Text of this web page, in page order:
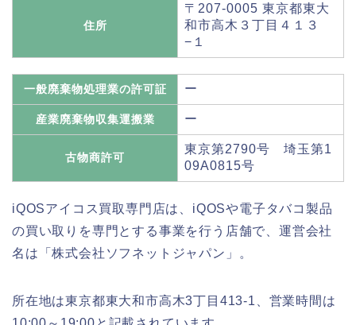
住所
〒207-0005 東京都東大
和市高木３丁目４１３
−１
一般廃棄物処理業の許可証 ー
産業廃棄物収集運搬業 ー
古物商許可
東京第2790号 埼玉第1
09A0815号
iQOSアイコス買取専門店は、iQOSや電子タバコ製品
の買い取りを専門とする事業を行う店舗で、運営会社
名は「株式会社ソフネットジャパン」。
所在地は東京都東大和市高木3丁目413-1、営業時間は